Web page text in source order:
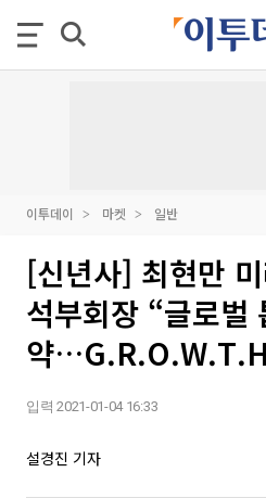
이투데이 마켓 일반
[신년사] 최현만
석부회장 “글로벌
약
입력 2021-01-04 16:33
설경진 기자